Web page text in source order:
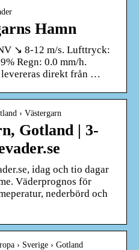
Hamn
↘ 8-12 m/s. Lufttryck:
Regn: 0.0 mm/h.
direkt från …
› Västergarn
Gotland | 3-
idag och tio dagar
Väderprognos för
nederbörd och
› Sverige › Gotland